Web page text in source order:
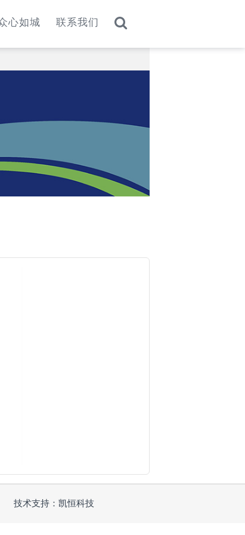
心如城 联系我们
技术支持：凯恒科技